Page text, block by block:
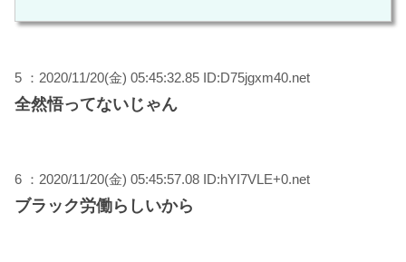
5 ：2020/11/20(金) 05:45:32.85 ID:D75jgxm40.net
全然悟ってないじゃん
6 ：2020/11/20(金) 05:45:57.08 ID:hYI7VLE+0.net
ブラック労働らしいから